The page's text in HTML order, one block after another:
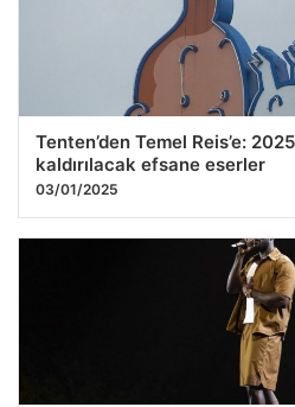
Tenten’den Temel Reis’e:
kaldırılacak efsane eserler
03/01/2025